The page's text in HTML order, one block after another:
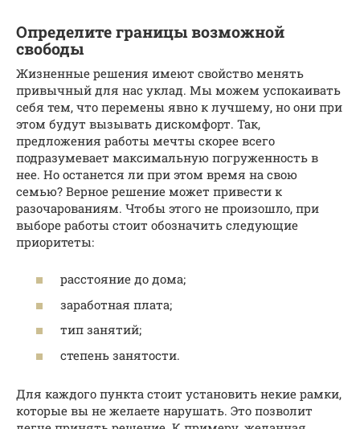
Определите границы возможной
свободы
Жизненные решения имеют свойство менять
привычный для нас уклад. Мы можем успокаивать
себя тем, что перемены явно к лучшему, но они при
этом будут вызывать дискомфорт. Так,
предложения работы мечты скорее всего
подразумевает максимальную погруженность в
нее. Но останется ли при этом время на свою
семью? Верное решение может привести к
разочарованиям. Чтобы этого не произошло, при
выборе работы стоит обозначить следующие
приоритеты:
расстояние до дома;
заработная плата;
тип занятий;
степень занятости.
Для каждого пункта стоит установить некие рамки,
которые вы не желаете нарушать. Это позволит